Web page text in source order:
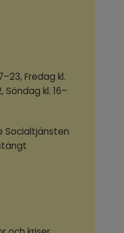
Fredag kl.
Söndag kl. 16–
Socialtjänsten